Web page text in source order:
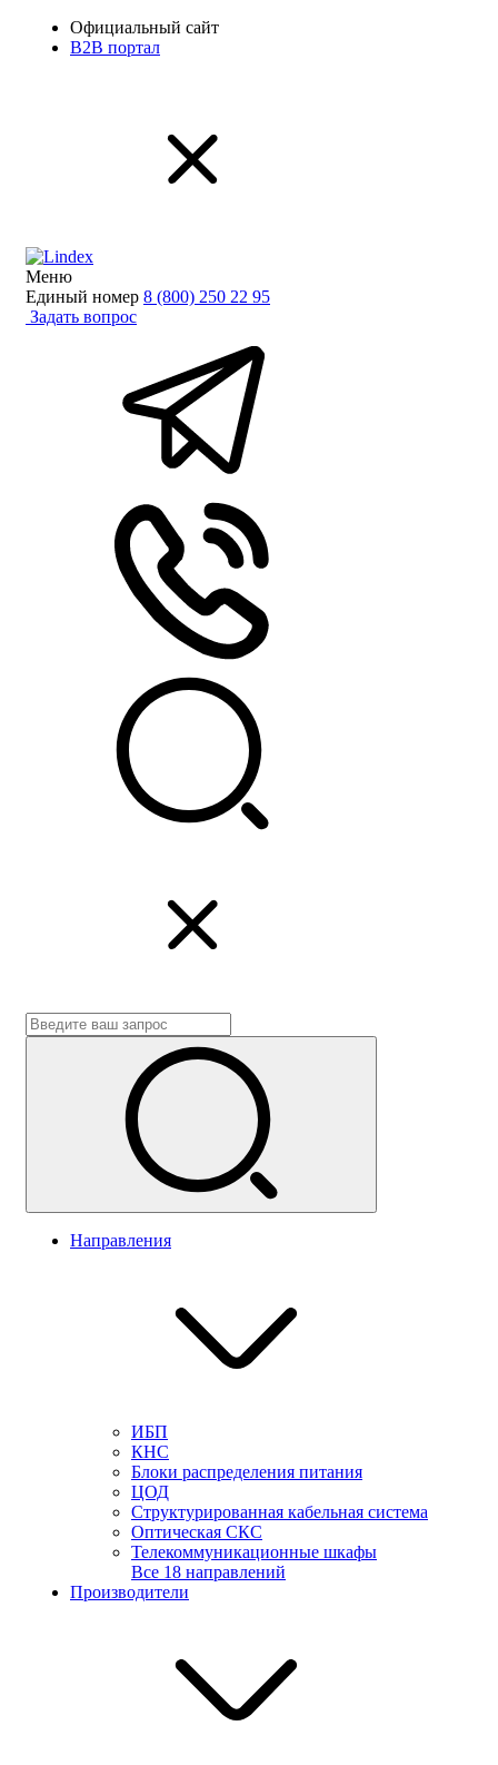
Официальный сайт
B2B портал
Меню
Единый номер 8 (800) 250 22 95
Задать вопрос
Направления
ИБП
КНС
Блоки распределения питания
ЦОД
Структурированная кабельная система
Оптическая СКС
Телекоммуникационные шкафы
Все 18 направлений
Производители